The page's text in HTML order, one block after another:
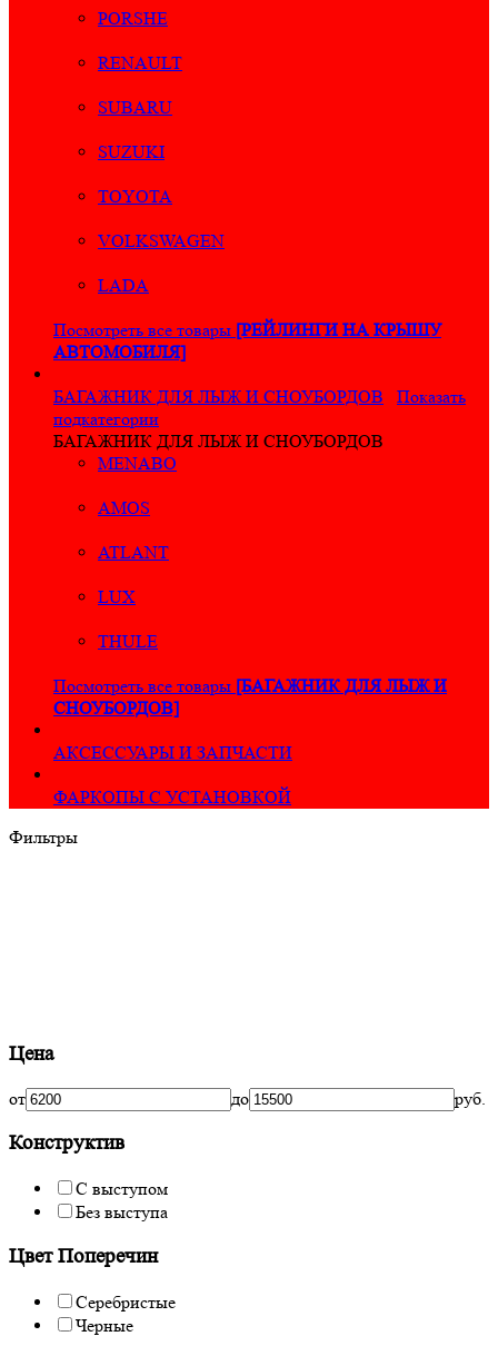
PORSHE
RENAULT
SUBARU
SUZUKI
TOYOTA
VOLKSWAGEN
LADA
Посмотреть все товары [РЕЙЛИНГИ НА КРЫШУ
АВТОМОБИЛЯ]
БАГАЖНИК ДЛЯ ЛЫЖ И СНОУБОРДОВ
Показать
подкатегории
БАГАЖНИК ДЛЯ ЛЫЖ И СНОУБОРДОВ
MENABO
AMOS
ATLANT
LUX
THULE
Посмотреть все товары [БАГАЖНИК ДЛЯ ЛЫЖ И
СНОУБОРДОВ]
АКСЕССУАРЫ И ЗАПЧАСТИ
ФАРКОПЫ С УСТАНОВКОЙ
Фильтры
Цена
от до руб.
Конструктив
С выступом
Без выступа
Цвет Поперечин
Серебристые
Черные